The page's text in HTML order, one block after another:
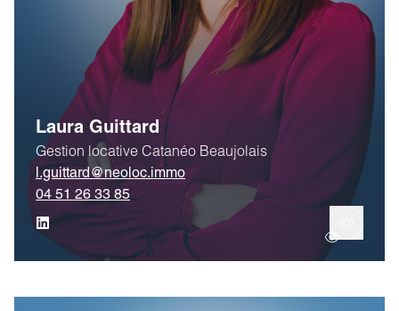
Laura Guittard
Gestion locative Catanéo Beaujolais
l.guittard@neoloc.immo
04 51 26 33 85